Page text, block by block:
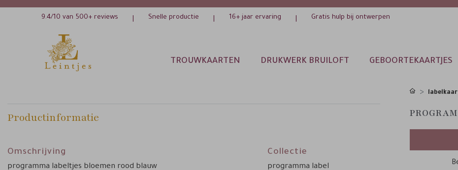
9.4/10 van 500+ reviews Snelle productie 16+ jaar ervaring Gratis hulp bij ontwerpen
TROUWKAARTEN DRUKWERK BRUILOFT GEBOORTEKAARTJES
Productinformatie
Omschrijving
programma labeltjes bloemen rood blauw
Collectie
programma label